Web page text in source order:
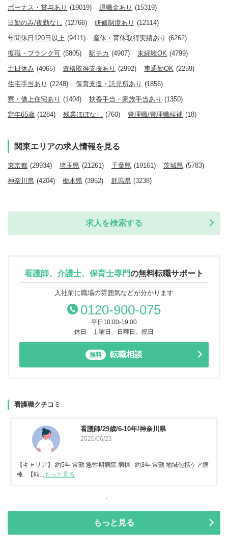
ボーナス・賞与あり (19019) 退職金あり (15319)
日勤のみ/夜勤なし (12766) 研修制度あり (12114)
年間休日120日以上 (9411) 産休・育休取得実績あり (6262)
復職・ブランク可 (5805) 駅チカ (4907) 未経験OK (4799)
土日休み (4065) 資格取得支援あり (2992) 車通勤OK (2259)
住宅手当あり (2248) 保育支援・託児所あり (1856)
寮・借上住宅あり (1404) 扶養手当・家族手当あり (1350)
定年65歳 (1284) 残業ほぼなし (760) 管理職/管理職候補 (18)
関東エリアの求人情報を見る
東京都 (29934) 埼玉県 (21261) 千葉県 (19161) 茨城県 (5783)
神奈川県 (4204) 栃木県 (3952) 群馬県 (3238)
求人を検索する
看護師、介護士、保育士専門の無料転職サポート
入社前に職場の雰囲気などが分かります
0120-900-075
平日10:00-19:00
休日 土曜日、日曜日、祝日
無料 転職相談
看護職クチコミ
看護師/29歳/6-10年/神奈川県
2026/06/23
【キャリア】 約5年 常勤 急性期病院 病棟 約3年 常勤 地域包括ケア病
棟 【転...もっと見る
もっと見る